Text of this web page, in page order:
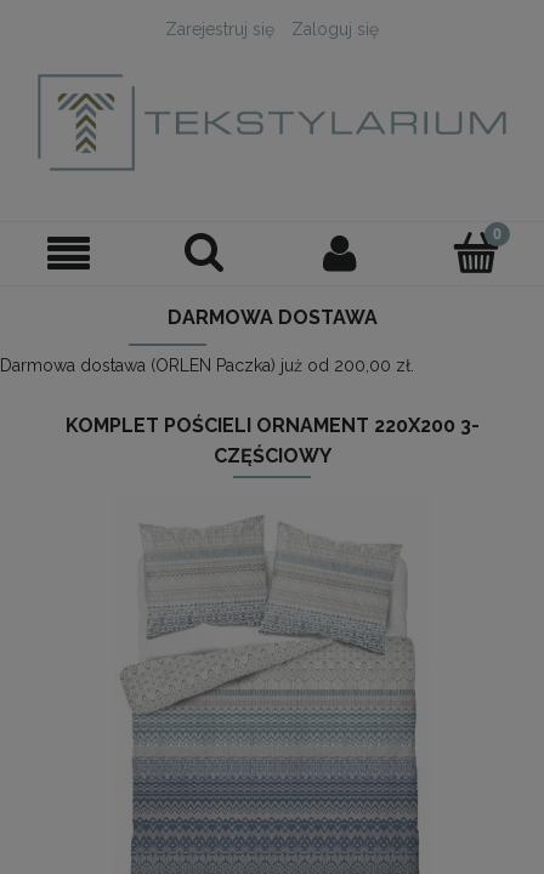
Zarejestruj się Zaloguj się
DARMOWA DOSTAWA
Darmowa dostawa (ORLEN Paczka) już od 200,00 zł.
KOMPLET POŚCIELI ORNAMENT 220X200 3-
CZĘŚCIOWY